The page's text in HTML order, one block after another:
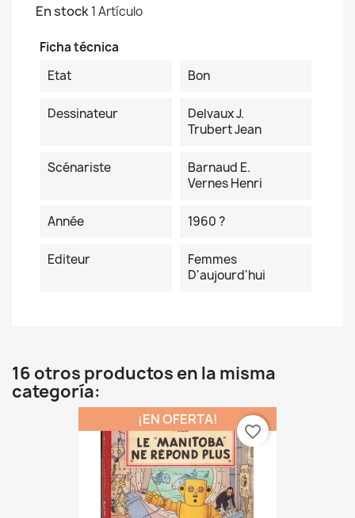
En stock1 Artículo
Ficha técnica
Etat
Bon
Dessinateur
Delvaux J.
Trubert Jean
Scénariste
Barnaud E.
Vernes Henri
Année 1960 ?
Editeur
Femmes
D'aujourd'hui
16 otros productos en la misma
categoría:
¡EN OFERTA!
favorite_border